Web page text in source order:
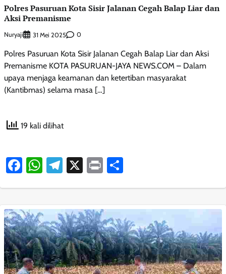
Polres Pasuruan Kota Sisir Jalanan Cegah Balap Liar dan
Aksi Premanisme
Nuryaji 31 Mei 2025 0
Polres Pasuruan Kota Sisir Jalanan Cegah Balap Liar dan Aksi
Premanisme KOTA PASURUAN-JAYA NEWS.COM – Dalam
upaya menjaga keamanan dan ketertiban masyarakat
(Kantibmas) selama masa […]
19 kali dilihat
Facebook
WhatsApp
Telegram
X Print